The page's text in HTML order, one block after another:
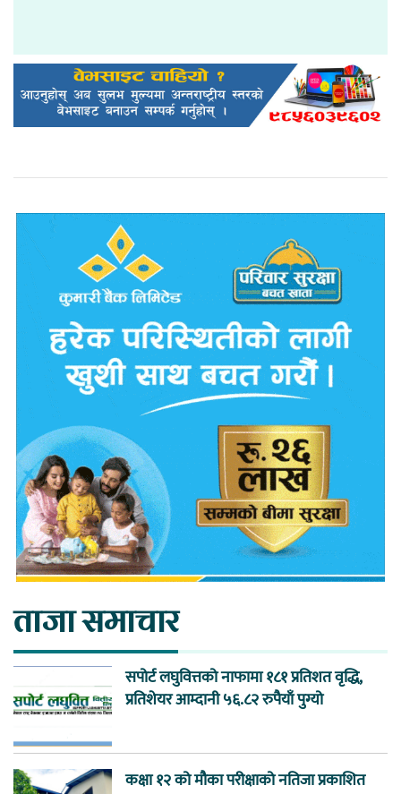
ताजा समाचार
सपोर्ट लघुवित्तको नाफामा १८१ प्रतिशत वृद्धि,
प्रतिशेयर आम्दानी ५६.८२ रुपैयाँ पुग्यो
कक्षा १२ को मौका परीक्षाको नतिजा प्रकाशित